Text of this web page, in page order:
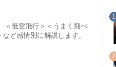
＜低空飛行＞＜うまく飛べ
ど感情別に解説します。
1
2